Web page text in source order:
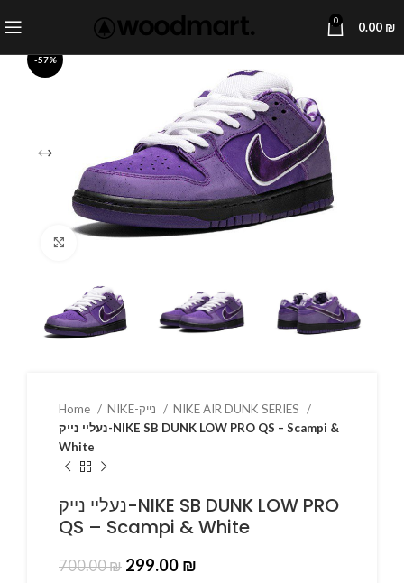
0 0.00 ₪
-57%
Click to enlarge
Home
NIKE AIR DUNK SERIES
נעליי נייק-NIKE SB DUNK LOW PRO QS – Scampi &
White
נעליי נייק-NIKE SB DUNK LOW PRO
QS – Scampi & White
700.00₪ 299.00 ₪